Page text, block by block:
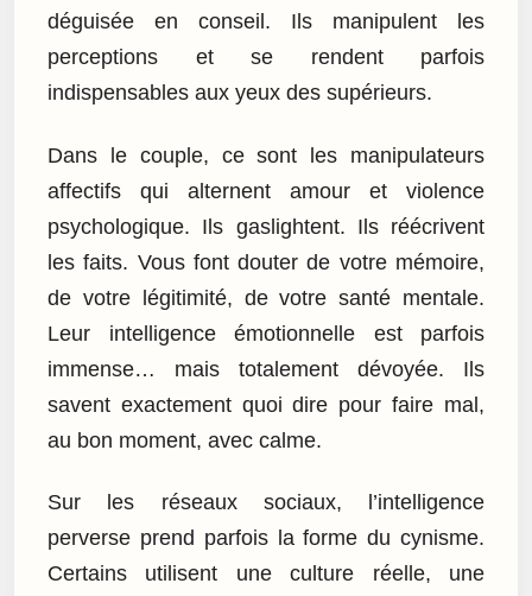
déguisée en conseil. Ils manipulent les
perceptions et se rendent parfois
indispensables aux yeux des supérieurs.
Dans le couple, ce sont les manipulateurs
affectifs qui alternent amour et violence
psychologique. Ils gaslightent. Ils réécrivent
les faits. Vous font douter de votre mémoire,
de votre légitimité, de votre santé mentale.
Leur intelligence émotionnelle est parfois
immense… mais totalement dévoyée. Ils
savent exactement quoi dire pour faire mal,
au bon moment, avec calme.
Sur les réseaux sociaux, l’intelligence
perverse prend parfois la forme du cynisme.
Certains utilisent une culture réelle, une